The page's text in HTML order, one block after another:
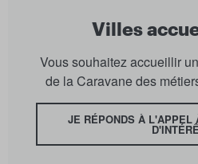
Villes
Vous souhaitez accueillir
de la Caravane des
JE RÉPONDS À L'APPEL